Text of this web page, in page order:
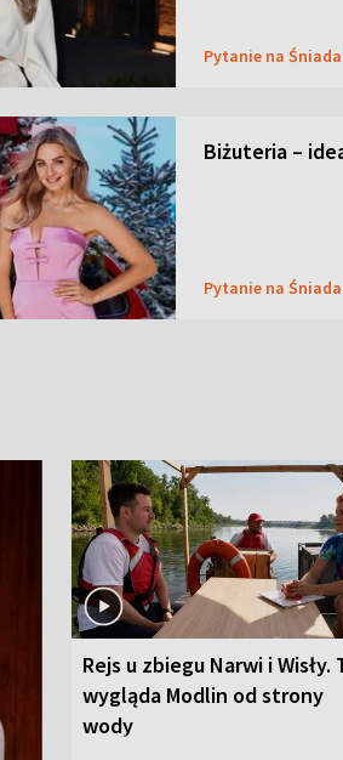
Pytanie na
Biżuteria –
Pytanie na
Rejs u zbiegu Narwi i Wisły.
wygląda Modlin od strony
wody